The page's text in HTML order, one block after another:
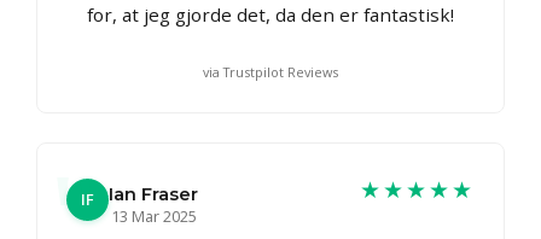
for, at jeg gjorde det, da den er fantastisk!
via Trustpilot Reviews
IF
Ian Fraser
13 Mar 2025
★★★★★